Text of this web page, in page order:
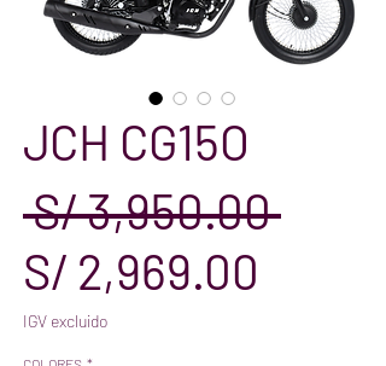
JCH CG15O
S/ 3,950.00 Precio
S/ 2,969.00
IGV excluido